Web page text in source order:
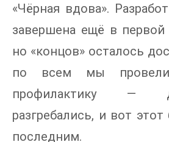
«Чёрная вдова».
завершена ещё в первой
но «концов» осталось
по всем мы
профилактику —
разгребались, и вот этот
последним.